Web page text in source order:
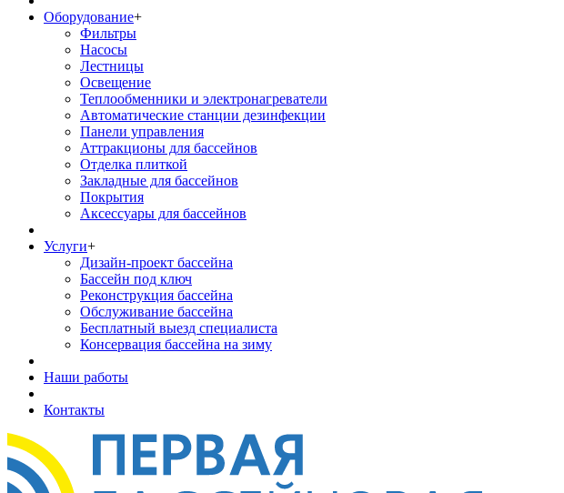
Оборудование+
Фильтры
Насосы
Лестницы
Освещение
Теплообменники и электронагреватели
Автоматические станции дезинфекции
Панели управления
Аттракционы для бассейнов
Отделка плиткой
Закладные для бассейнов
Покрытия
Аксессуары для бассейнов
Услуги+
Дизайн-проект бассейна
Бассейн под ключ
Реконструкция бассейна
Обслуживание бассейна
Бесплатный выезд специалиста
Консервация бассейна на зиму
Наши работы
Контакты